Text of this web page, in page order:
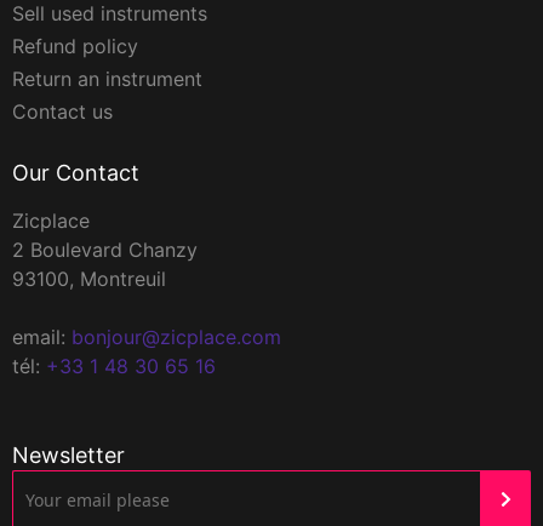
Sell used instruments
Refund policy
Return an instrument
Contact us
Our Contact
Zicplace
2 Boulevard Chanzy
93100, Montreuil
email: bonjour@zicplace.com
tél: +33 1 48 30 65 16
Newsletter